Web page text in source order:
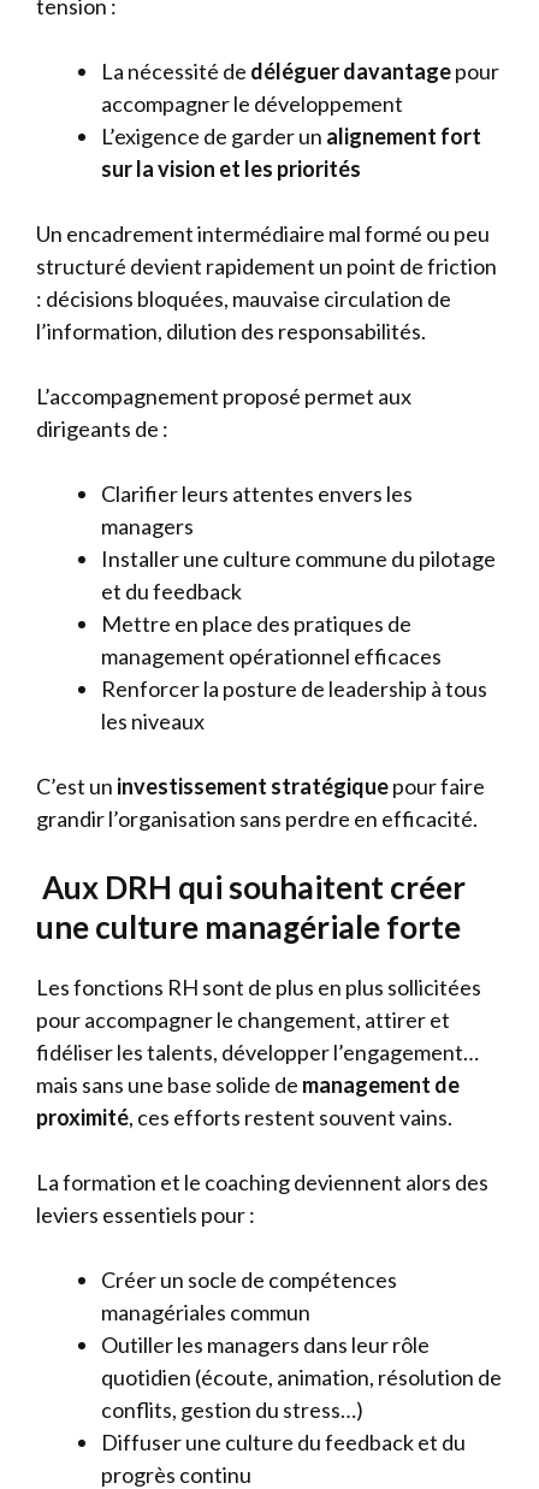
tension :
La nécessité de déléguer davantagepour
accompagner le développement
L’exigence de garder un alignement fort
sur la vision et les priorités
Un encadrement intermédiaire mal formé ou peu
structuré devient rapidement un point de friction
: décisions bloquées, mauvaise circulation de
l’information, dilution des responsabilités.
L’accompagnement proposé permet aux
dirigeants de :
Clarifier leurs attentes envers les
managers
Installer une culture commune du pilotage
et du feedback
Mettre en place des pratiques de
management opérationnel efficaces
Renforcer la posture de leadership à tous
les niveaux
C’est un investissement stratégiquepour faire
grandir l’organisation sans perdre en efficacité.
Aux DRH qui souhaitent créer
une culture managériale forte
Les fonctions RH sont de plus en plus sollicitées
pour accompagner le changement, attirer et
fidéliser les talents, développer l’engagement…
mais sans une base solide de management de
proximité, ces efforts restent souvent vains.
La formation et le coaching deviennent alors des
leviers essentiels pour :
Créer un socle de compétences
managériales commun
Outiller les managers dans leur rôle
quotidien (écoute, animation, résolution de
conflits, gestion du stress…)
Diffuser une culture du feedback et du
progrès continu